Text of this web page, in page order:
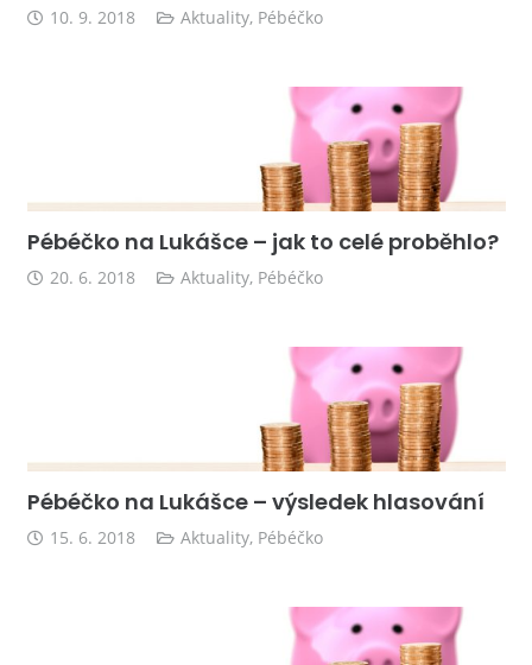
10. 9. 2018 Aktuality, Pébéčko
Pébéčko na Lukášce – jak to celé proběhlo?
20. 6. 2018 Aktuality, Pébéčko
Pébéčko na Lukášce – výsledek hlasování
15. 6. 2018 Aktuality, Pébéčko